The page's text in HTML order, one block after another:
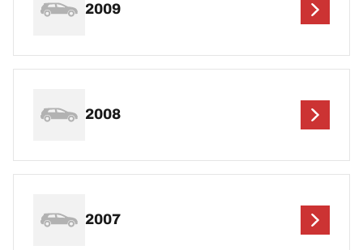
2009
2008
2007